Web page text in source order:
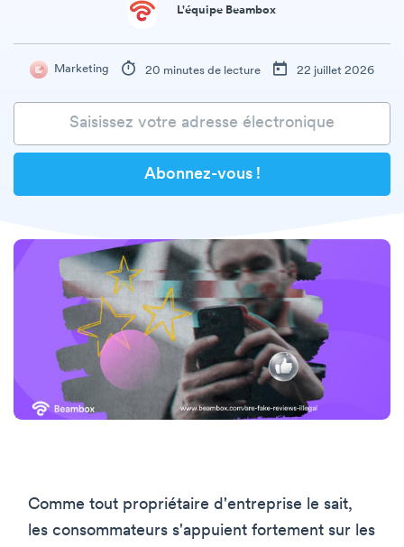
L'équipe Beambox
Marketing 20 minutes de lecture 22 juillet 2026
Comme tout propriétaire d'entreprise le sait,
les consommateurs s'appuient fortement sur les